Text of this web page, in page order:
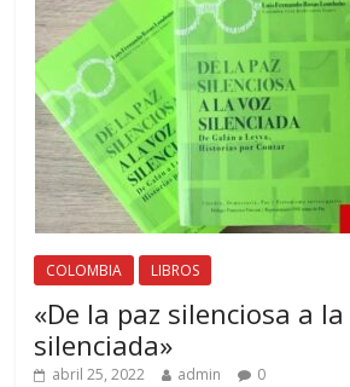
COLOMBIA LIBROS
«De la paz silenciosa a la
silenciada»
abril 25, 2022 admin 0